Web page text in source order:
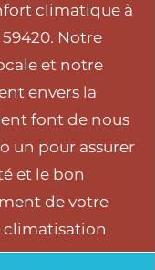
climatique à
59420. Notre
et notre
envers la
font de nous
un pour assurer
et le bon
de votre
climatisation